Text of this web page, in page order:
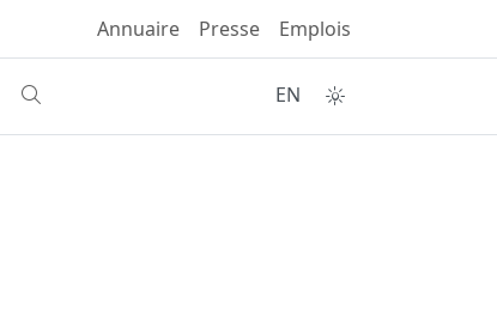
Annuaire Presse Emplois
EN